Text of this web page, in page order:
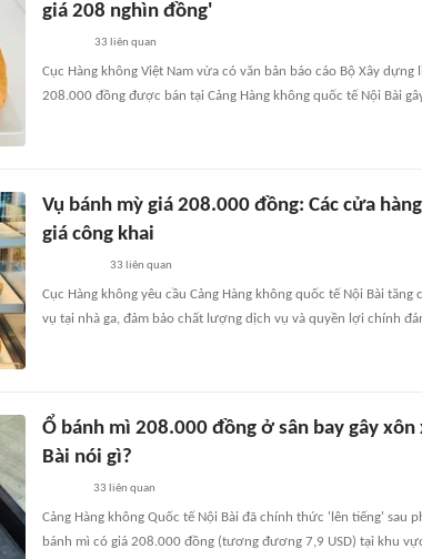
giá 208 nghìn đồng'
33 liên quan
Cục Hàng không Việt Nam vừa có văn bản báo cáo Bộ Xây
208.000 đồng được bán tại Cảng Hàng không quốc tế Nội Bài
Vụ bánh mỳ giá 208.000 đồng: Các cửa
giá công khai
33 liên quan
Cục Hàng không yêu cầu Cảng Hàng không quốc tế Nội Bài
vụ tại nhà ga, đảm bảo chất lượng dịch vụ và quyền lợi chính
Ổ bánh mì 208.000 đồng ở sân bay gây xôn
Bài nói gì?
33 liên quan
Cảng Hàng không Quốc tế Nội Bài đã chính thức 'lên tiếng' sau
bánh mì có giá 208.000 đồng (tương đương 7,9 USD) tại khu